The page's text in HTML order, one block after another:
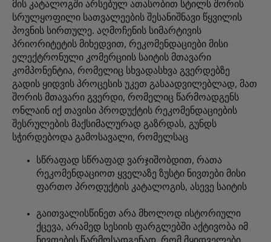
მის კატალოგში არსებულ ათასობით სტილს შორის
სრულყოფილი სათვალეების შესანიშნავი წყვილის
პოვნის სირთულე. აღმოჩენის სიმარტივის
პრიორიტეტის მიხედვით, რეკომენდაციები მისი
ელექტრონული კომერციის საიტის მთავარი
კომპონენტია, რომელიც სხვადასხვა გვერდებზე
გადის ყიდვის პროცესის უკეთ გასაადვილებლად, მათ
შორის მთავარი გვერდი, რომელიც წარმოადგენს
ონლაინ იქ თავისი პროდუქტის რეკომენდაციების
შესრულების მაქსიმალურად გაზრდას, გუნდს
სჭირდებოდა გამოსავალი, რომელსაც
სწრაფად სწრაფად ვარჯიშობდით, რათა
რეკომენდაციოთ ყველაზე ზუსტი ნივთები მისი
ფართო პროდუქტის კატალოგის, ასევე საიტის
გაითვალისწინეთ არა მხოლოდ ისტორიული
ქცევა, არამედ სესიის ფარგლებში აქტივობა იმ